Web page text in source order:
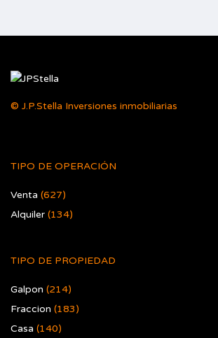
© J.P.Stella Inversiones inmobiliarias
TIPO DE OPERACIÓN
Venta (627)
Alquiler (134)
TIPO DE PROPIEDAD
Galpon (214)
Fraccion (183)
Casa (140)